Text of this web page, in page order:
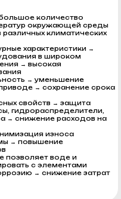
количество
окружающей среды
климатических
характеристики →
в широком
→ высокая
→ уменьшение
→ сохранение срока
свойств → защита
гидрораспределители,
→ снижение расходов на
износа
→ повышение
позволяет воде и
с элементами
→ снижение затрат